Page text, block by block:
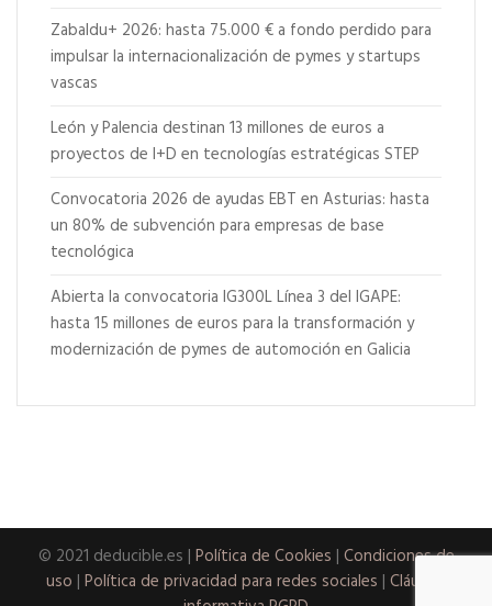
Zabaldu+ 2026: hasta 75.000 € a fondo perdido para
impulsar la internacionalización de pymes y startups
vascas
León y Palencia destinan 13 millones de euros a
proyectos de I+D en tecnologías estratégicas STEP
Convocatoria 2026 de ayudas EBT en Asturias: hasta
un 80% de subvención para empresas de base
tecnológica
Abierta la convocatoria IG300L Línea 3 del IGAPE:
hasta 15 millones de euros para la transformación y
modernización de pymes de automoción en Galicia
© 2021 deducible.es | Política de Cookies | Condiciones de
uso | Política de privacidad para redes sociales | Cláusula